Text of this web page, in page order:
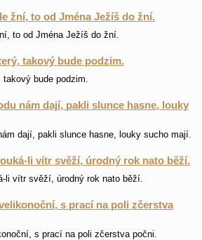
žní, to od Jména Ježíš do žní.
to od Jména Ježíš do žní.
takový bude podzim.
bude podzim.
nám dají, pakli slunce hasne, louky
dají, pakli slunce hasne, louky sucho mají.
li vítr svěží, úrodný rok nato běží.
li vítr svěží, úrodný rok nato běží.
s prací na poli zčerstva
s prací na poli zčerstva počni.